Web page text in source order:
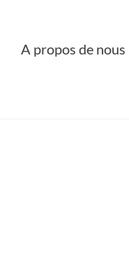
A propos de nous